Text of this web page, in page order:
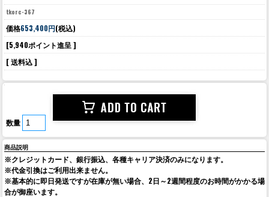
tkorc-367
価格653,400円(税込)
[5,940ポイント進呈 ]
[ 送料込 ]
数量
商品説明
※クレジットカード、銀行振込、各種キャリア決済のみになります。
※代金引換はご利用出来ません。
※基本的に即日発送ですが在庫が無い場合、2日～2週間程度のお時間がかかる場
合が御座います。